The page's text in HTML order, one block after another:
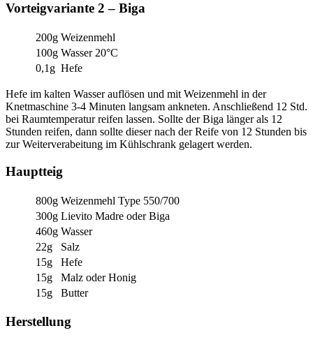
Vorteigvariante 2 – Biga
200g Weizenmehl
100g Wasser 20°C
0,1g Hefe
Hefe im kalten Wasser auflösen und mit Weizenmehl in der
Knetmaschine 3-4 Minuten langsam ankneten. Anschließend 12 Std.
bei Raumtemperatur reifen lassen. Sollte der Biga länger als 12
Stunden reifen, dann sollte dieser nach der Reife von 12 Stunden bis
zur Weiterverabeitung im Kühlschrank gelagert werden.
Hauptteig
800g Weizenmehl Type 550/700
300g Lievito Madre oder Biga
460g Wasser
22g
Salz
15g
Hefe
15g
Malz oder Honig
15g
Butter
Herstellung